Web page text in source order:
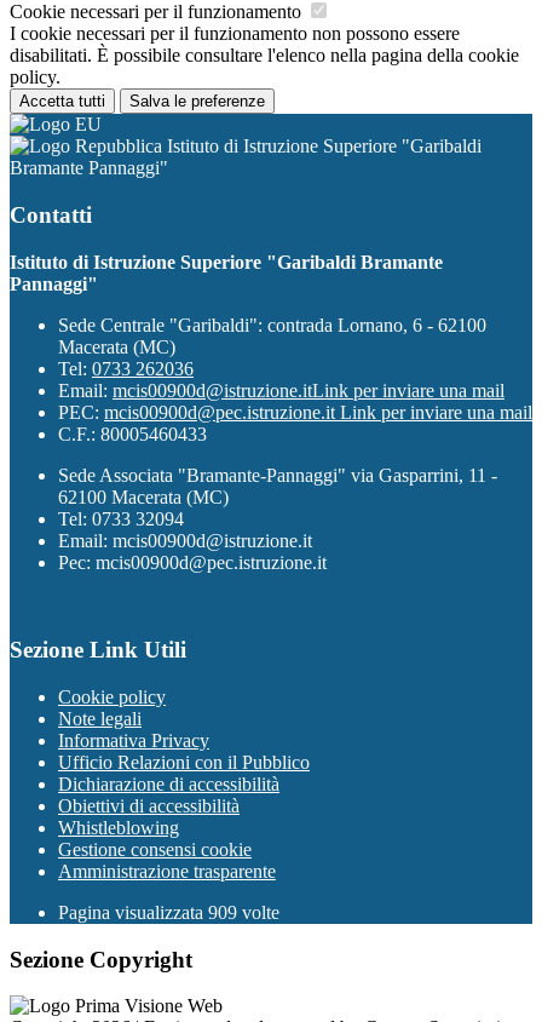
Cookie necessari per il funzionamento
I cookie necessari per il funzionamento non possono essere
disabilitati. È possibile consultare l'elenco nella pagina della cookie
policy.
Accetta tutti Salva le preferenze
Istituto di Istruzione Superiore "Garibaldi
Bramante Pannaggi"
Contatti
Istituto di Istruzione Superiore "Garibaldi Bramante
Pannaggi"
Sede Centrale "Garibaldi": contrada Lornano, 6 - 62100
Macerata (MC)
Tel: 0733 262036
Email: mcis00900d@istruzione.itLink per inviare una mail
PEC: mcis00900d@pec.istruzione.it Link per inviare una mail
C.F.: 80005460433
Sede Associata "Bramante-Pannaggi" via Gasparrini, 11 -
62100 Macerata (MC)
Tel: 0733 32094
Email: mcis00900d@istruzione.it
Pec: mcis00900d@pec.istruzione.it
Sezione Link Utili
Cookie policy
Note legali
Informativa Privacy
Ufficio Relazioni con il Pubblico
Dichiarazione di accessibilità
Obiettivi di accessibilità
Whistleblowing
Gestione consensi cookie
Amministrazione trasparente
Pagina visualizzata 909 volte
Sezione Copyright